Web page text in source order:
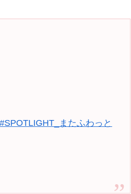
#SPOTLIGHT_またふわっと